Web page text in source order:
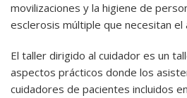
movilizaciones y la higiene de
esclerosis múltiple que necesitan el
El taller dirigido al cuidador es un
aspectos prácticos donde los
cuidadores de pacientes incluidos